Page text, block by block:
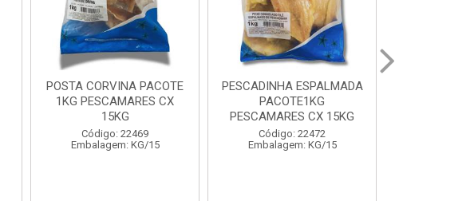
PESCADINHA ESPALMADA
PACOTE1KG
PESCAMARES CX 15KG
Código: 22472
Embalagem: KG/15
FILE DE PANGA PREMIUM
PACOTE 1KG CAIXA 10KG
Código: 20021
Embalagem: KG/10